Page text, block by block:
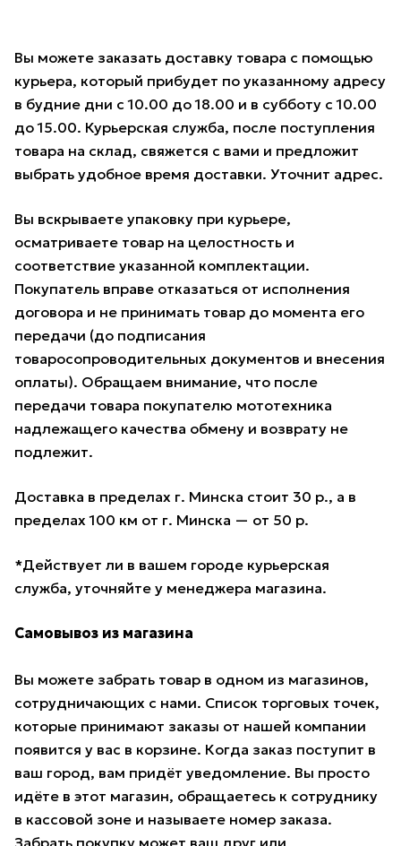
Вы можете заказать доставку товара с помощью
курьера, который прибудет по указанному адресу
в будние дни с 10.00 до 18.00 и в субботу с 10.00
до 15.00. Курьерская служба, после поступления
товара на склад, свяжется с вами и предложит
выбрать удобное время доставки. Уточнит адрес.
Вы вскрываете упаковку при курьере,
осматриваете товар на целостность и
соответствие указанной комплектации.
Покупатель вправе отказаться от исполнения
договора и не принимать товар до момента его
передачи (до подписания
товаросопроводительных документов и внесения
оплаты). Обращаем внимание, что после
передачи товара покупателю мототехника
надлежащего качества обмену и возврату не
подлежит.
Доставка в пределах г. Минска стоит 30 р., а в
пределах 100 км от г. Минска — от 50 р.
*Действует ли в вашем городе курьерская
служба, уточняйте у менеджера магазина.
Самовывоз из магазина
Вы можете забрать товар в одном из магазинов,
сотрудничающих с нами. Список торговых точек,
которые принимают заказы от нашей компании
появится у вас в корзине. Когда заказ поступит в
ваш город, вам придёт уведомление. Вы просто
идёте в этот магазин, обращаетесь к сотруднику
в кассовой зоне и называете номер заказа.